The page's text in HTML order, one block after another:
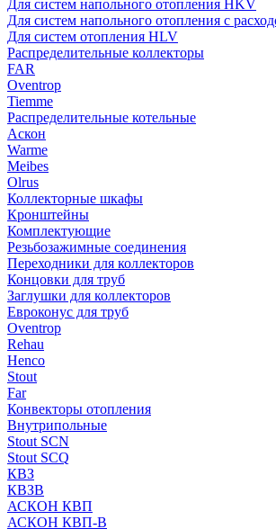
Для систем напольного отопления HKV
Для систем напольного отопления с
Для систем отопления HLV
Распределительные коллекторы
FAR
Oventrop
Tiemme
Распределительные котельные
Аскон
Warme
Meibes
Olrus
Коллекторные шкафы
Кронштейны
Комплектующие
Резьбозажимные соединения
Переходники для коллекторов
Концовки для труб
Заглушки для коллекторов
Евроконус для труб
Oventrop
Rehau
Henco
Stout
Far
Конвекторы отопления
Внутрипольные
Stout SCN
Stout SCQ
КВЗ
КВЗВ
АСКОН КВП
АСКОН КВП-В